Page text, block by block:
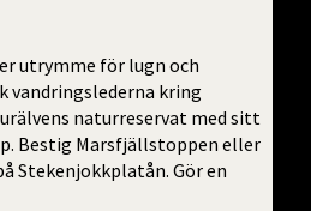
utrymme för lugn och
vandringslederna kring
naturreservat med sitt
Bestig Marsfjälls­toppen eller
Stekenjokkplatån. Gör en